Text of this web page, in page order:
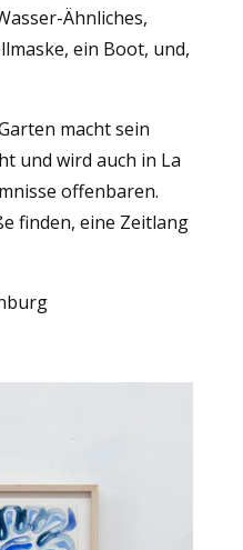
Ähnliches,
ein Boot, und,
macht sein
und wird auch in La
offenbaren.
finden, eine Zeitlang